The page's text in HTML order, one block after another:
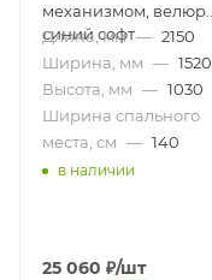
механизмом, велюр
синий софт
Длина, мм — 2150
Ширина, мм — 1520
Высота, мм — 1030
Ширина спального
места, см — 140
в наличии
25 060 ₽/шт